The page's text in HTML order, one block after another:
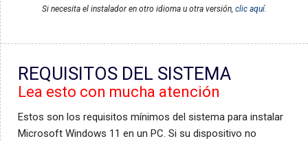
Si necesita el instalador en otro idioma u otra versión, clic aquí.
REQUISITOS DEL SISTEMA
Lea esto con mucha atención
Estos son los requisitos mínimos del sistema para instalar
Microsoft Windows 11 en un PC. Si su dispositivo no